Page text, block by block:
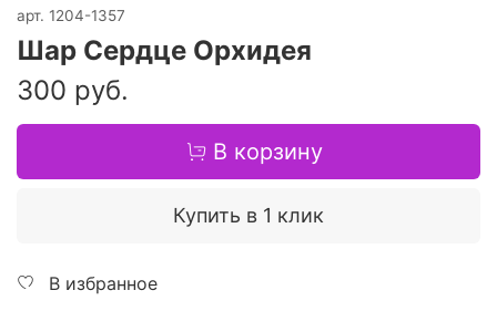
арт. 1204-1357
Шар Сердце Орхидея
300 руб.
В корзину
Купить в 1 клик
В избранное